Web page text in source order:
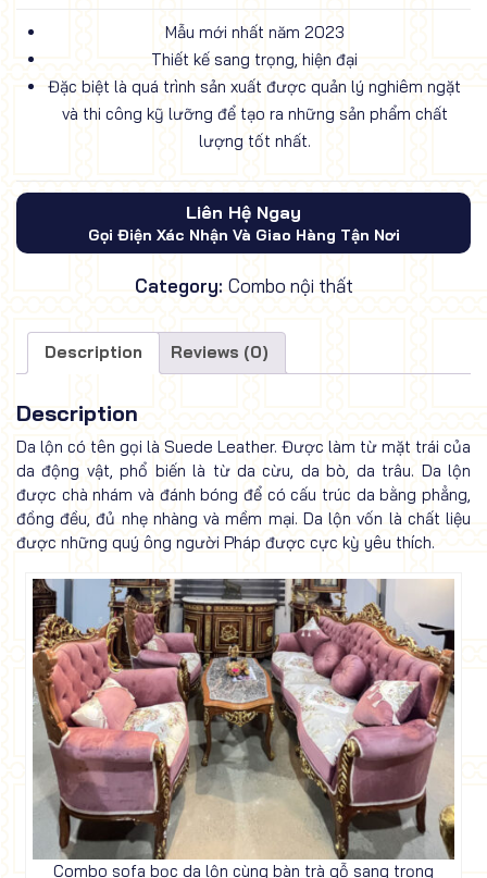
Mẫu mới nhất năm 2023
Thiết kế sang trọng, hiện đại
Đặc biệt là quá trình sản xuất được quản lý nghiêm ngặt
và thi công kỹ lưỡng để tạo ra những sản phẩm chất
lượng tốt nhất.
Liên Hệ Ngay
Gọi Điện Xác Nhận Và Giao Hàng Tận Nơi
Category: Combo nội thất
Description Reviews (0)
Description
Da lộn có tên gọi là Suede Leather. Được làm từ mặt trái của
da động vật, phổ biến là từ da cừu, da bò, da trâu. Da lộn
được chà nhám và đánh bóng để có cấu trúc da bằng phẳng,
đồng đều, đủ nhẹ nhàng và mềm mại. Da lộn vốn là chất liệu
được những quý ông người Pháp được cực kỳ yêu thích.
Combo sofa bọc da lộn cùng bàn trà gỗ sang trọng